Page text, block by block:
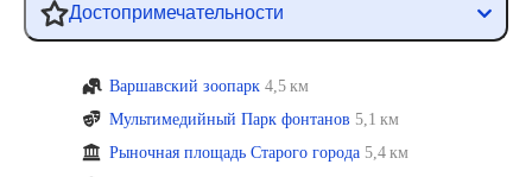
Достопримечательности
Варшавский зоопарк 4,5 км
Мультимедийный Парк фонтанов 5,1 км
Рыночная площадь Старого города 5,4 км